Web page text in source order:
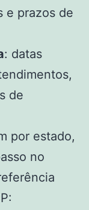
e prazos de
: datas
de
por estado,
no